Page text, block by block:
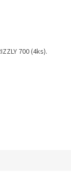
700 (4ks).